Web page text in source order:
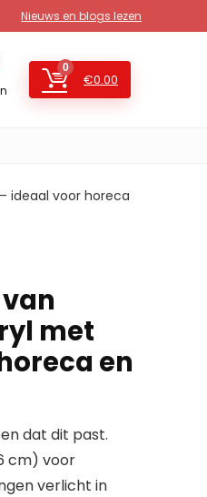
Nieuws en blogs lezen
0
€0.00
ideaal voor horeca
met
en
dat dit past.
cm) voor
verlicht in